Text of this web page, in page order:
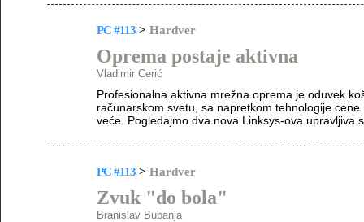
PC #113 > Hardver
Oprema postaje aktivna
Vladimir Cerić
Profesionalna aktivna mrežna oprema je oduvek
računarskom svetu, sa napretkom tehnologije
veće. Pogledajmo dva nova Linksys-ova upravljiva
PC #113 > Hardver
Zvuk "do bola"
Branislav Bubanja